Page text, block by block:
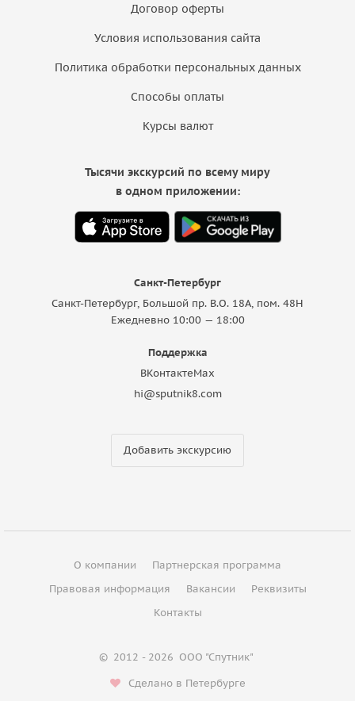
Договор оферты
Условия использования сайта
Политика обработки персональных данных
Способы оплаты
Курсы валют
Санкт-Петербург
Санкт-Петербург, Большой пр. В.О. 18A, пом. 48Н
Ежедневно 10:00 — 18:00
Поддержка
ВКонтактеMax
hi@sputnik8.com
Добавить экскурсию
Тысячи экскурсий по всему миру
в одном приложении:
О компании
Партнерская программа
Правовая информация
Вакансии
Реквизиты
Контакты
© 2012 - 2026 ООО "Спутник"
Сделано в Петербурге